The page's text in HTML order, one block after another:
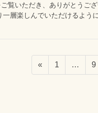
覧いただき、ありがとうご
層楽しんでいただけるよう
« 1 … 9